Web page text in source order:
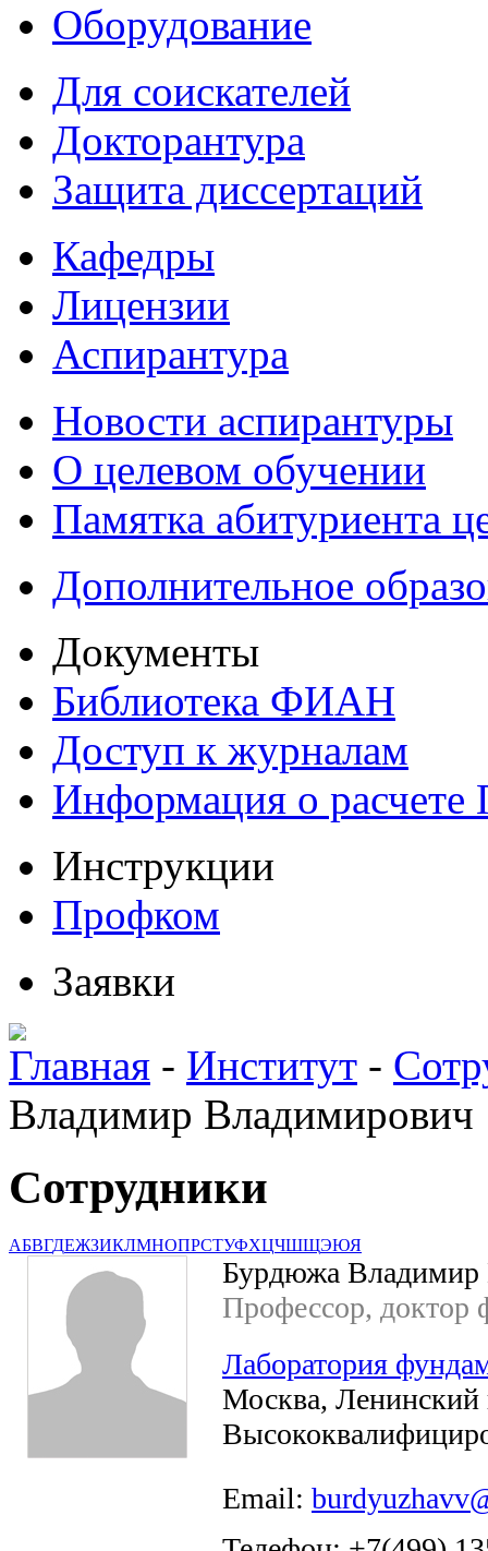
Оборудование
Для соискателей
Докторантура
Защита диссертаций
Кафедры
Лицензии
Аспирантура
Новости аспирантуры
О целевом обучении
Памятка абитуриента
Дополнительное
Документы
Библиотека ФИАН
Доступ к журналам
Информация о
Инструкции
Профком
Заявки
Главная - Институт -
Владимир Владимирович
Сотрудники
АБВГДЕЖЗИКЛМНОПРСТУФХЦЧШЩЭЮЯ
Бурдюжа Владимир
Профессор, доктор
Лаборатория
Москва, Ленинский
Email: